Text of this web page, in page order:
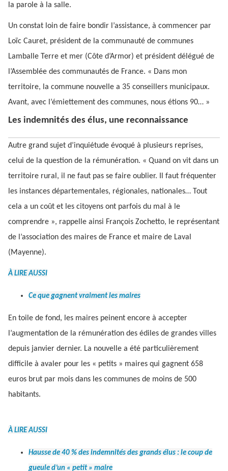
la parole à la salle.
Un constat loin de faire bondir l’assistance, à commencer par
Loïc Cauret, président de la communauté de communes
Lamballe Terre et mer (Côte d’Armor) et président délégué de
l’Assemblée des communautés de France. « Dans mon
territoire, la commune nouvelle a 35 conseillers municipaux.
Avant, avec l’émiettement des communes, nous étions 90… »
Les indemnités des élus, une reconnaissance
Autre grand sujet d’inquiétude évoqué à plusieurs reprises,
celui de la question de la rémunération. « Quand on vit dans un
territoire rural, il ne faut pas se faire oublier. Il faut fréquenter
les instances départementales, régionales, nationales… Tout
cela a un coût et les citoyens ont parfois du mal à le
comprendre », rappelle ainsi François Zochetto, le représentant
de l’association des maires de France et maire de Laval
(Mayenne).
À LIRE AUSSI
Ce que gagnent vraiment les maires
En toile de fond, les maires peinent encore à accepter
l’augmentation de la rémunération des édiles de grandes villes
depuis janvier dernier. La nouvelle a été particulièrement
difficile à avaler pour les « petits » maires qui gagnent 658
euros brut par mois dans les communes de moins de 500
habitants.
À LIRE AUSSI
Hausse de 40 % des indemnités des grands élus : le coup de
gueule d’un « petit » maire